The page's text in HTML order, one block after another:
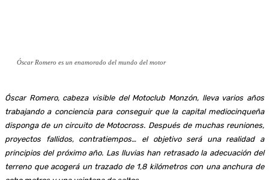
Óscar Romero es un enamorado del mundo del motor
Óscar Romero, cabeza visible del Motoclub Monzón, lleva varios años
trabajando a conciencia para conseguir que la capital mediocinqueña
disponga de un circuito de Motocross. Después de muchas reuniones,
proyectos fallidos, contratiempos… el objetivo será una realidad a
principios del próximo año. Las lluvias han retrasado la adecuación del
terreno que acogerá un trazado de 1,8 kilómetros con una anchura de